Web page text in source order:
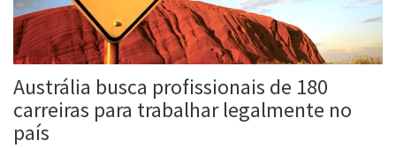
Austrália busca profissionais de 180
carreiras para trabalhar legalmente no
país